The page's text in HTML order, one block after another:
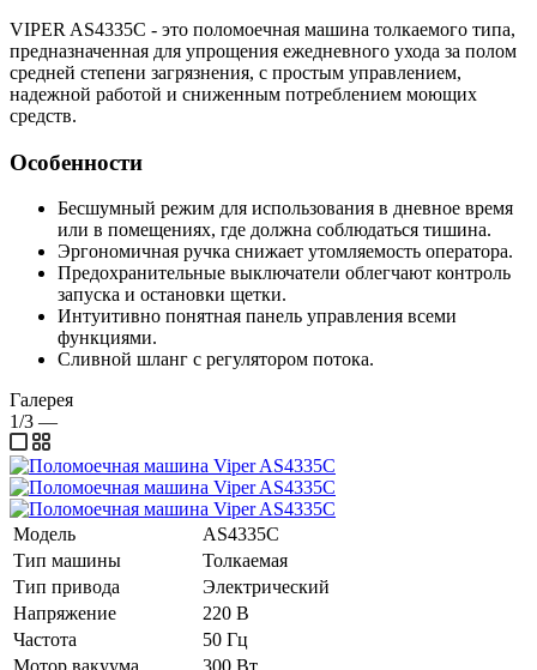
VIPER AS4335C - это поломоечная машина толкаемого типа,
предназначенная для упрощения ежедневного ухода за полом
средней степени загрязнения, с простым управлением,
надежной работой и сниженным потреблением моющих
средств.
Особенности
Бесшумный режим для использования в дневное время
или в помещениях, где должна соблюдаться тишина.
Эргономичная ручка снижает утомляемость оператора.
Предохранительные выключатели облегчают контроль
запуска и остановки щетки.
Интуитивно понятная панель управления всеми
функциями.
Сливной шланг с регулятором потока.
Галерея
1/3 —
Модель
AS4335C
Тип машины
Толкаемая
Тип привода
Электрический
Напряжение
220 В
Частота
50 Гц